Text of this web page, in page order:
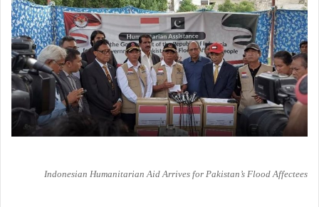
Indonesian Humanitarian Aid Arrives for Pakistan’s Flood Affectees